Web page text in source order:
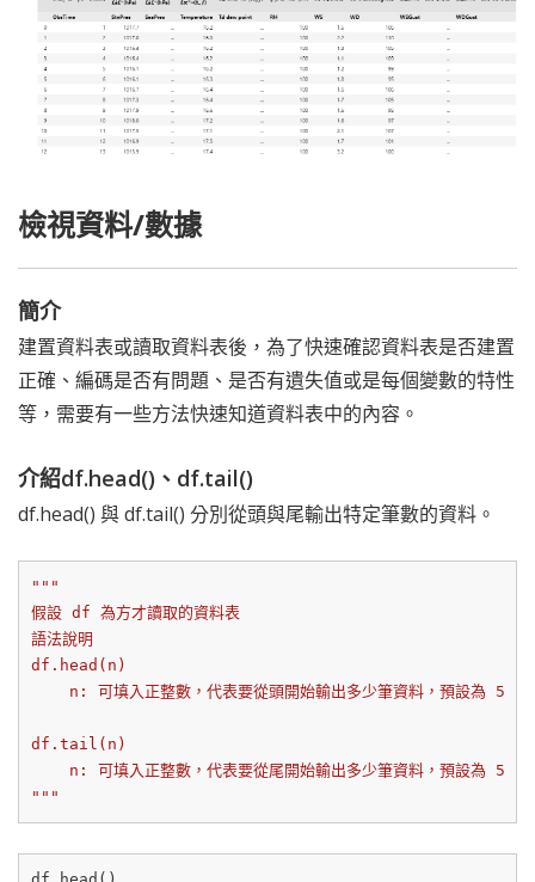
檢視資料/數據
簡介
建置資料表或讀取資料表後，為了快速確認資料表是否建置
正確、編碼是否有問題、是否有遺失值或是每個變數的特性
等，需要有一些方法快速知道資料表中的內容。
介紹df.head()、df.tail()
df.head() 與 df.tail() 分別從頭與尾輸出特定筆數的資料。
"""
假設 df 為方才讀取的資料表
語法說明
df.head(n)
    n: 可填入正整數，代表要從頭開始輸出多少筆資料，預設為 5
df.tail(n)
    n: 可填入正整數，代表要從尾開始輸出多少筆資料，預設為 5
"""